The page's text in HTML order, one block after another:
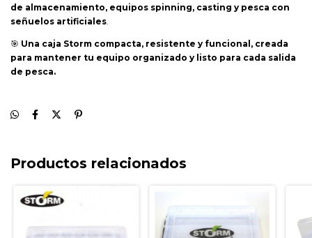
de almacenamiento, equipos spinning, casting y pesca con
señuelos artificiales.
🎯 Una caja Storm compacta, resistente y funcional, creada
para mantener tu equipo organizado y listo para cada salida
de pesca.
Productos relacionados